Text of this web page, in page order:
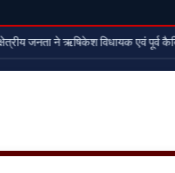
जनता ने ऋषिकेश विधायक एवं पूर्व